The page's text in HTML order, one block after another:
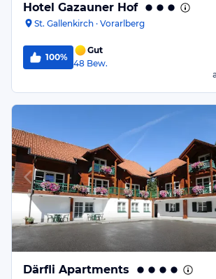
Hotel Gazauner Hof
St. Gallenkirch · Vorarlberg
100%
Gut
48 Bew.
Därfli Apartments